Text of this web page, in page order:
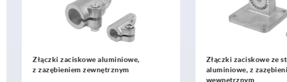
Złączki zaciskowe aluminiowe,
z zazębieniem zewnętrznym
Złączki zaciskowe ze
aluminiowe, z
wewnętrznym